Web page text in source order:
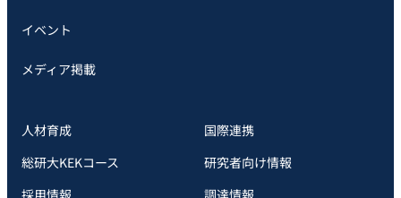
イベント
メディア掲載
人材育成
国際連携
総研大KEKコース
研究者向け情報
採用情報
調達情報